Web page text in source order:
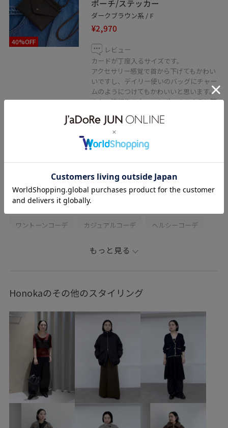
40%OFF
ポーチ/ステッカー
ダークブラウン系 / F
¥2,970
レビュー
カードが丁度入るサイズです。
アクセサリー感覚で首から下げてもかわい
いですし、デイリー使いのバッグにチャー
ムのようにつけてもかわいいと思います。
また、流行りのウエストポーチのように腰
26SS 26SS春夏の新作 初夏コーデ 夏コーデ
お出かけコーデ
旅行コーデ アウトドアコーデ
ワントーンコーデ カジュアルコーデ ヘルシーコーデ
ベーシック
もっと見る
Honokaのその他のスタイリング